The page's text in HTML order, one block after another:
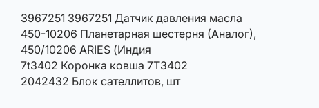
3967251 3967251 Датчик давления масла
450-10206 Планетарная шестерня (Аналог),
450/10206 ARIES (Индия
7t3402 Коронка ковша 7T3402
2042432 Блок сателлитов, шт